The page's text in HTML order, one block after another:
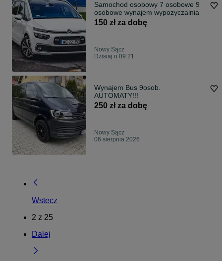
Samochod osobowy 7 osobowe 9
osobowe wynajem wypozyczalnia
150 zł za dobę
Nowy Sącz
Dzisiaj o 09:21
Wynajem Bus 9osob.
AUTOMATY!!!
250 zł za dobę
Nowy Sącz
06 sierpnia 2026
Wstecz
2 z 25
Dalej